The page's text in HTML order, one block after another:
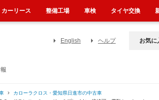
English ヘルプ お気に
カローラクロス・愛知県日進市の中古車
カーリース 整備工場 車検 タイヤ交換